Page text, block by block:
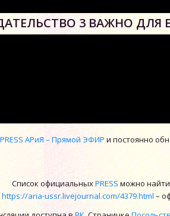
3 ВАЖНО ДЛЯ
PRESS АРиЯ – Прямой ЭФИРи постоянно
Список официальныхPRESSможно найти
https://aria-ussr.livejournal.com/4379.html–